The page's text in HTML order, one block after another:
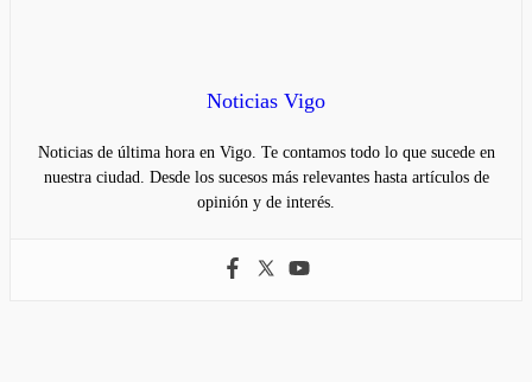
Noticias Vigo
Noticias de última hora en Vigo. Te contamos todo lo que sucede en
nuestra ciudad. Desde los sucesos más relevantes hasta artículos de
opinión y de interés.